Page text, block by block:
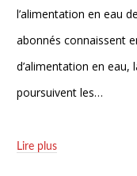
l’alimentation en eau
abonnés connaissent
d’alimentation en eau,
poursuivent les…
Lire plus